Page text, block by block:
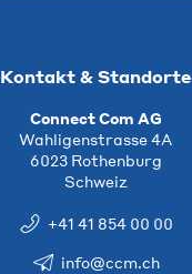
Kontakt & Standorte
Connect Com AG
Wahligenstrasse 4A
6023 Rothenburg
Schweiz
+41 41 854 00 00
info@ccm.ch